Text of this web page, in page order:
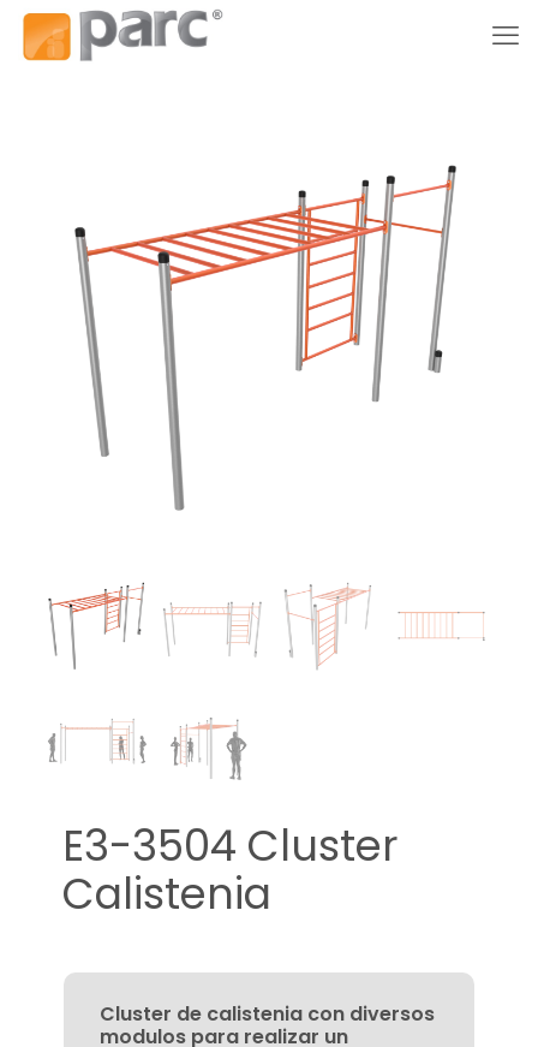
E3-3504 Cluster
Calistenia
Cluster de calistenia con diversos
modulos para realizar un